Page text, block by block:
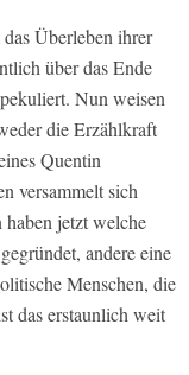
Überleben ihrer
über das Ende
Nun weisen
die Erzählkraft
Quentin
versammelt sich
jetzt welche
andere eine
Menschen, die
das erstaunlich weit